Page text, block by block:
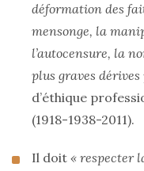
déformation des
mensonge, la
l’autocensure, la
plus graves
d’éthique
(1918-1938-2011).
Il doit « respecter